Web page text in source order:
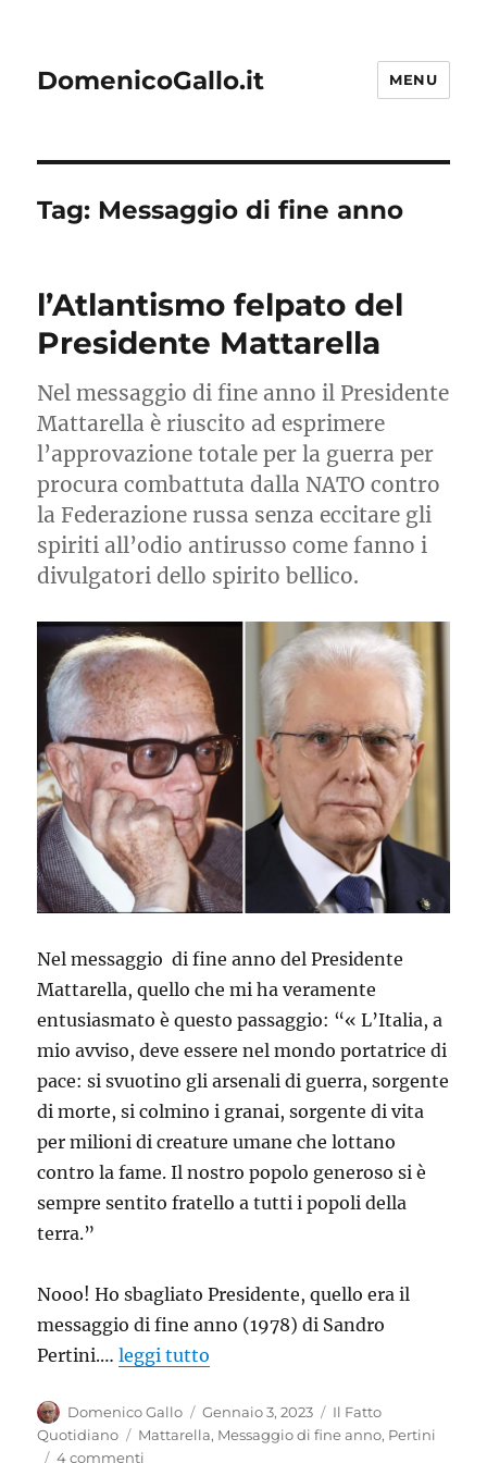
DomenicoGallo.it MENU
Tag: Messaggio di fine anno
l’Atlantismo felpato del
Presidente Mattarella
Nel messaggio di fine anno il Presidente
Mattarella è riuscito ad esprimere
l’approvazione totale per la guerra per
procura combattuta dalla NATO contro
la Federazione russa senza eccitare gli
spiriti all’odio antirusso come fanno i
divulgatori dello spirito bellico.
Nel messaggio di fine anno del Presidente
Mattarella, quello che mi ha veramente
entusiasmato è questo passaggio: “« L’Italia, a
mio avviso, deve essere nel mondo portatrice di
pace: si svuotino gli arsenali di guerra, sorgente
di morte, si colmino i granai, sorgente di vita
per milioni di creature umane che lottano
contro la fame. Il nostro popolo generoso si è
sempre sentito fratello a tutti i popoli della
terra.”
Nooo! Ho sbagliato Presidente, quello era il
messaggio di fine anno (1978) di Sandro
Pertini.…leggi tutto
Autore
Domenico Gallo
Pubblicato
il
Gennaio 3, 2023 Categorie
Il Fatto
Quotidiano
Tag
Mattarella, Messaggio di fine anno, Pertini
4 commenti